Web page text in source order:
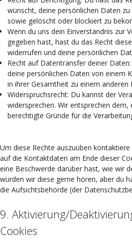
wünscht, deine persönlichen Daten
sowie gelöscht oder blockiert zu
Wenn du uns dein Einverständnis zur
gegeben hast, hast du das Recht
widerrufen und deine persönlichen
Recht auf Datentransfer deiner
deine persönlichen Daten von einem
in ihrer Gesamtheit zu einem
Widerspruchsrecht: Du kannst der
widersprechen. Wir entsprechen dem,
berechtigte Gründe für die
Um diese Rechte auszuüben
auf die Kontaktdaten am Ende dieser
eine Beschwerde darüber hast, wie wir
würden wir diese gerne hören, aber du
die Aufsichtsbehörde (der
9. Aktivierung/
Cookies